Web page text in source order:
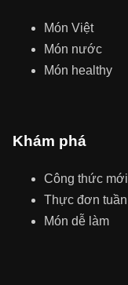
Món Việt
Món nước
Món healthy
Khám phá
Công thức mới
Thực đơn tuần
Món dễ làm